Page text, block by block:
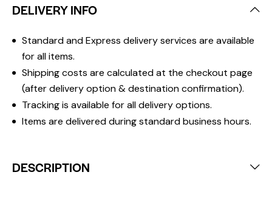
DELIVERY INFO
Standard and Express delivery services are available
for all items.
Shipping costs are calculated at the checkout page
(after delivery option & destination confirmation).
Tracking is available for all delivery options.
Items are delivered during standard business hours.
DESCRIPTION